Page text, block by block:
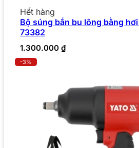
Hết hàng
Bộ súng bắn bu lông bằng
73382
1.300.000 ₫
-3%